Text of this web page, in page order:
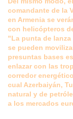
comandante de la
en Armenia se
con helicópteros
"La punta de
se pueden
presuntas bases
enlazar con las
corredor
cual Azerbaiyán,
natural y de
a los mercados